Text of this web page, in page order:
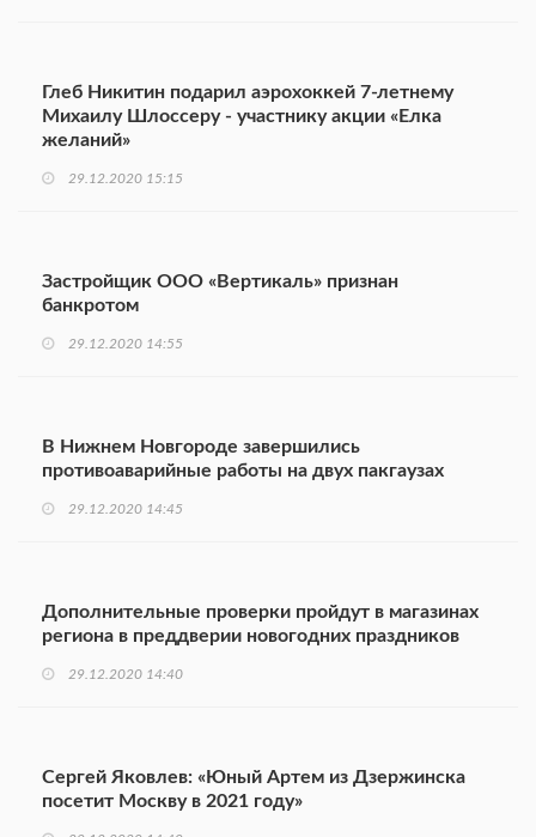
Глеб Никитин подарил аэрохоккей 7-летнему
Михаилу Шлоссеру - участнику акции «Елка
желаний»
29.12.2020 15:15
Застройщик ООО «Вертикаль» признан
банкротом
29.12.2020 14:55
В Нижнем Новгороде завершились
противоаварийные работы на двух пакгаузах
29.12.2020 14:45
Дополнительные проверки пройдут в магазинах
региона в преддверии новогодних праздников
29.12.2020 14:40
Сергей Яковлев: «Юный Артем из Дзержинска
посетит Москву в 2021 году»